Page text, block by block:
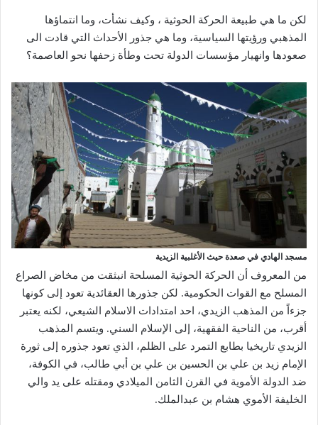
لكن ما هي طبيعة الحركة الحوثية ، وكيف نشأت، وما انتماؤها
المذهبي ورؤيتها السياسية، وما هي جذور الأحداث التي قادت الى
صعودها وانهيار مؤسسات الدولة تحت وطأة زحفها نحو العاصمة؟
مسجد الهادي في صعدة حيث الأغلبية الزيدية
من المعروف أن الحركة الحوثية المسلحة انبثقت من مخاض الصراع
المسلح مع القوات الحكومية. لكن جذورها العقائدية تعود إلى كونها
جزءاً من المذهب الزيدي، احد امتدادات الاسلام الشيعي، لكنه يعتبر
أقرب، من الناحية الفقهية، إلى الإسلام السني. ويتسم المذهب
الزيدي تاريخيا بطابع التمرد على الظلم، الذي تعود جذوره إلى ثورة
الإمام زيد بن علي بن الحسين بن علي بن أبي طالب، في الكوفة،
ضد الدولة الأموية في القرن الثامن الميلادي ومقتله على يد والي
الخليفة الأموي هشام بن عبدالملك.